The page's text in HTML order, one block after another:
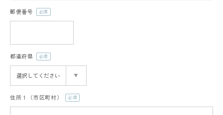
郵便番号
(必
都道府県
(必
須)
住所１（市区町村）
(必